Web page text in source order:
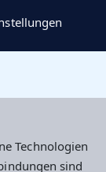
Technologien
sind